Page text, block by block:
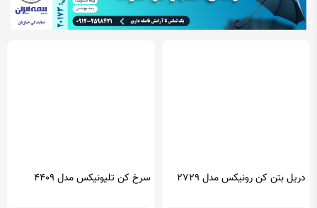
دریل بتن کن رونیکس مدل 2729 سرخ کن تلیونیکس مدل 4409